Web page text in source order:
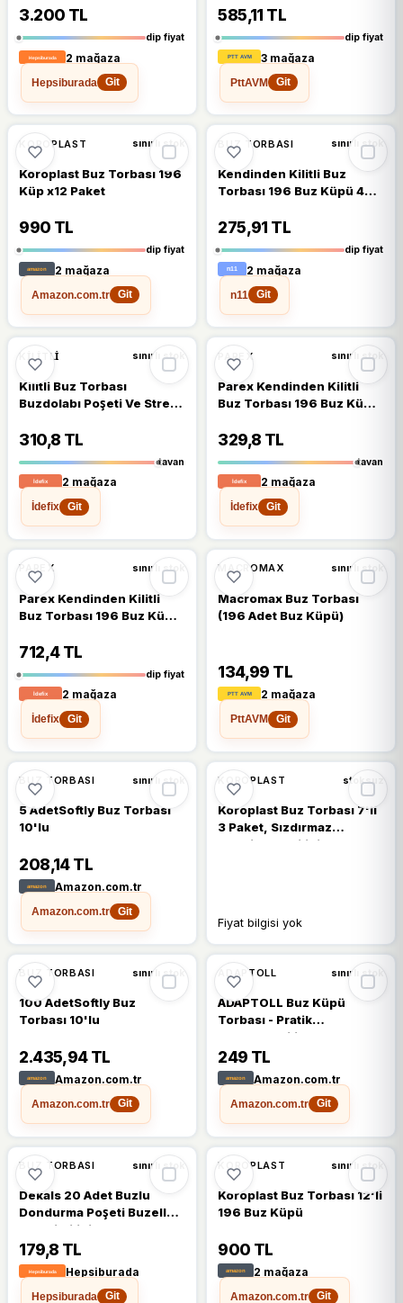
3.200 TL
dip fiyat
2 mağaza
Hepsiburada
Git
Acil İlk Yardım Paketi
585,11 TL
dip fiyat
3 mağaza
PttAVM
Git
%8
KOROPLAST sınırlı stok
Koroplast Buz Torbası 196
Küp x12 Paket
990 TL
dip fiyat
2 mağaza
Amazon.com.tr
Git
%8
BUZ TORBASI sınırlı stok
Kendinden Kilitli Buz
Torbası 196 Buz Küpü 4
275,91 TL
dip fiyat
2 mağaza
n11
Git
KILITLI sınırlı stok
Kilitli Buz Torbası
Buzdolabı Poşeti Ve Streç
310,8 TL
tavan
2 mağaza
İdefix
Git
%6
PAREX sınırlı stok
Parex Kendinden Kilitli
Buz Torbası 196 Buz Küpü
329,8 TL
tavan
2 mağaza
İdefix
Git
%5
PAREX sınırlı stok
Parex Kendinden Kilitli
Buz Torbası 196 Buz Küpü
712,4 TL
dip fiyat
2 mağaza
İdefix
Git
%22 %22 DÜŞTÜ
MACROMAX sınırlı stok
Macromax Buz Torbası
(196 Adet Buz Küpü)
134,99 TL
2 mağaza
PttAVM
Git
BUZ TORBASI sınırlı stok
5 AdetSoftly Buz Torbası
10'lu
208,14 TL
Amazon.com.tr
Amazon.com.tr
Git
KOROPLAST stoksuz
Koroplast Buz Torbası 7'li
3 Paket, Sızdırmaz
Kendinden Kilitli, BPA
Soğutma, Saklama,
Dondurma
Fiyat bilgisi yok
BUZ TORBASI sınırlı stok
100 AdetSoftly Buz
Torbası 10'lu
2.435,94 TL
Amazon.com.tr
Amazon.com.tr
Git
ADAPTOLL sınırlı stok
ADAPTOLL Buz Küpü
Torbası - Pratik
Doldurulabilir Buz Yapma
Poşeti Sızdırmaz Tek
Kullanımlık Buz Küpleri
Soğuk Kompres İçecek
Soğutma Hızlı ve Hijyenik
Çözüm Ev Piknik Kamp
Parti Plaj Ofis (40)
249 TL
Amazon.com.tr
Amazon.com.tr
Git
BUZ TORBASI sınırlı stok
Dekals 20 Adet Buzlu
Dondurma Poşeti Buzella
Poşeti Kilitli Dondurucu
Tüp Poşet+
179,8 TL
Hepsiburada
Hepsiburada
Git
KOROPLAST sınırlı stok
Koroplast Buz Torbası 12'li
196 Buz Küpü
900 TL
2 mağaza
Amazon.com.tr
Git